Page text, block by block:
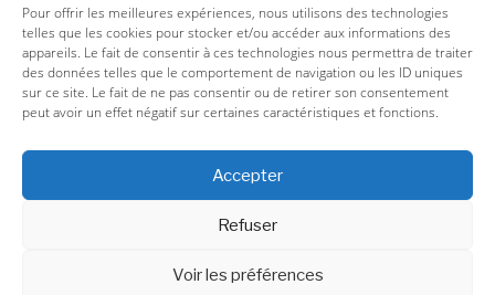
Pour offrir les meilleures expériences, nous utilisons des technologies
telles que les cookies pour stocker et/ou accéder aux informations des
appareils. Le fait de consentir à ces technologies nous permettra de traiter
des données telles que le comportement de navigation ou les ID uniques
sur ce site. Le fait de ne pas consentir ou de retirer son consentement
peut avoir un effet négatif sur certaines caractéristiques et fonctions.
Accepter
Refuser
Voir les préférences
signature ? Un bijou sauvage, chic et
lumineux.
Chaque étape de la fabrication (prototypage,
création, fonte, gravure, dorure, montage)
est réalisée à Paris.
CGU/CGV TERMS & CONDITIONS